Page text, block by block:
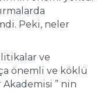
Peki, neler
ve
önemli ve köklü
” nin